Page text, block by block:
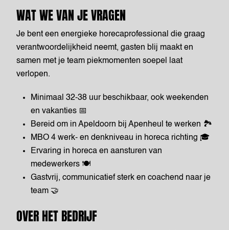
WAT WE VAN JE VRAGEN
Je bent een energieke horecaprofessional die graag
verantwoordelijkheid neemt, gasten blij maakt en
samen met je team piekmomenten soepel laat
verlopen.
Minimaal 32-38 uur beschikbaar, ook weekenden
en vakanties 📅
Bereid om in Apeldoorn bij Apenheul te werken 🏞️
MBO 4 werk- en denkniveau in horeca richting 🎓
Ervaring in horeca en aansturen van
medewerkers 🍽️
Gastvrij, communicatief sterk en coachend naar je
team 🤝
OVER HET BEDRIJF